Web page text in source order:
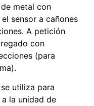
metal con
sensor a cañones
A petición
con
(para
utiliza para
la unidad de